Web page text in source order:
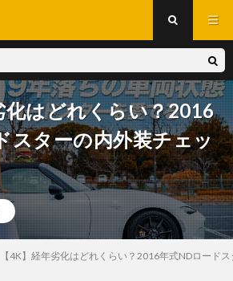
化はどれくらい？2016
スターの内外装チェッ
【4K】経年劣化はどれくらい？2016年式NDロード